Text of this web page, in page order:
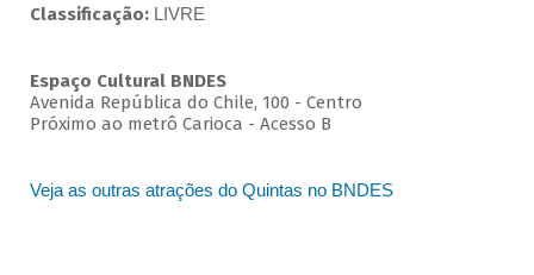
Classificação: LIVRE
Espaço Cultural BNDES
Avenida República do Chile, 100 - Centro
Próximo ao metrô Carioca - Acesso B
Veja as outras atrações do Quintas no BNDES